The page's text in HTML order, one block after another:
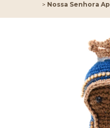
> Nossa Senhora